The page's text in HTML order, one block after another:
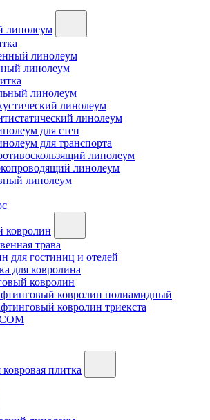
линолеум
линолеум
линолеум
линолеум
линолеум
линолеум
для стен
для транспорта
линолеум
линолеум
линолеум
ковролин
трава
для гостиниц и отелей
для ковролина
ковролин
ковролин полиамидный
ковролин триекста
плитка